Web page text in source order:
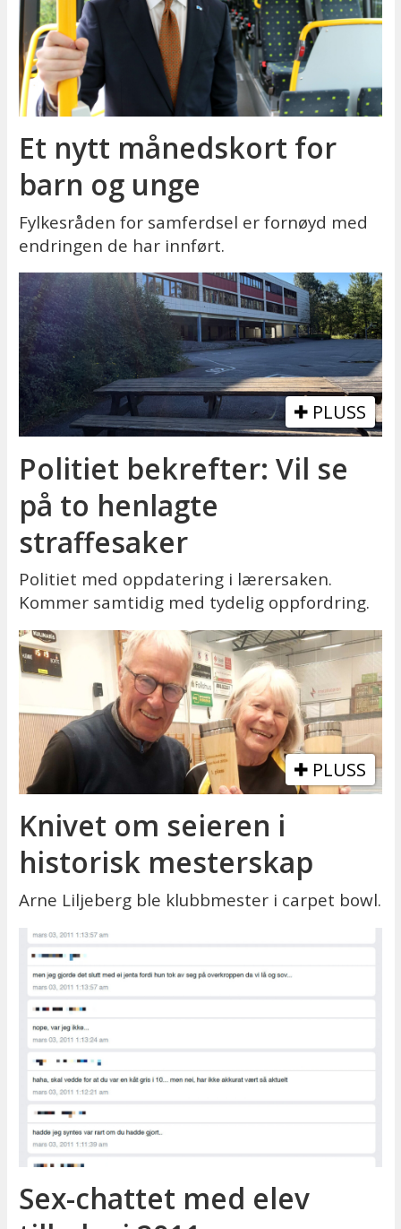
Et nytt månedskort for
barn og unge
Fylkesråden for samferdsel er fornøyd med
endringen de har innført.
PLUSS
Politiet bekrefter: Vil se
på to henlagte
straffesaker
Politiet med oppdatering i lærersaken.
Kommer samtidig med tydelig oppfordring.
PLUSS
Knivet om seieren i
historisk mesterskap
Arne Liljeberg ble klubbmester i carpet bowl.
Sex-chattet med elev